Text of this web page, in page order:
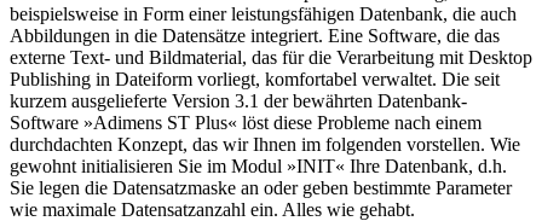
beispielsweise in Form einer leistungsfähigen Datenbank, die auch
Abbildungen in die Datensätze integriert. Eine Software, die das
externe Text- und Bildmaterial, das für die Verarbeitung mit Desktop
Publishing in Dateiform vorliegt, komfortabel verwaltet. Die seit
kurzem ausgelieferte Version 3.1 der bewährten Datenbank-
Software »Adimens ST Plus« löst diese Probleme nach einem
durchdachten Konzept, das wir Ihnen im folgenden vorstellen. Wie
gewohnt initialisieren Sie im Modul »INIT« Ihre Datenbank, d.h.
Sie legen die Datensatzmaske an oder geben bestimmte Parameter
wie maximale Datensatzanzahl ein. Alles wie gehabt.